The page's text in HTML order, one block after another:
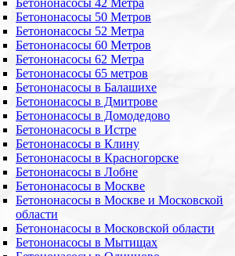
Бетононасосы 42 Метра
Бетононасосы 50 Метров
Бетононасосы 52 Метра
Бетононасосы 60 Метров
Бетононасосы 62 Метра
Бетононасосы 65 метров
Бетононасосы в Балашихе
Бетононасосы в Дмитрове
Бетононасосы в Домодедово
Бетононасосы в Истре
Бетононасосы в Клину
Бетононасосы в Красногорске
Бетононасосы в Лобне
Бетононасосы в Москве
Бетононасосы в Москве и Московской
области
Бетононасосы в Московской области
Бетононасосы в Мытищах